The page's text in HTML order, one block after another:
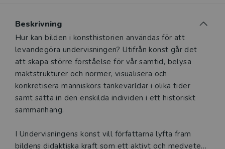
Beskrivning
Beskrivning
Hur kan bilden i konsthistorien användas för att
levandegöra undervisningen? Utifrån konst går det
att skapa större förståelse för vår samtid, belysa
maktstrukturer och normer, visualisera och
konkretisera människors tankevärldar i olika tider
samt sätta in den enskilda individen i ett historiskt
sammanhang.
I Undervisningens konst vill författarna lyfta fram
bildens didaktiska kraft som ett aktivt och medvetet